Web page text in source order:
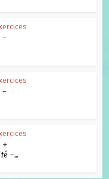
+
–...